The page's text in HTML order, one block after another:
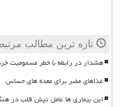
تازه ترین مطالب
هشدار در رابطه با خطر مسمومیت
غذاهای مضر برای معده های حساس
این بیماری ها عامل تپش قلب در